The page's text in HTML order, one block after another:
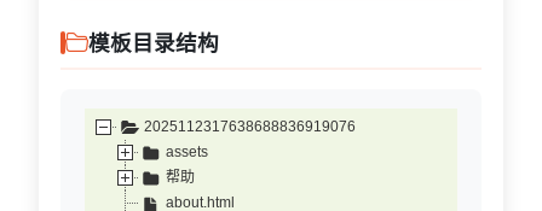
模板目录结构
2025112317638688836919076
assets
帮助
about.html